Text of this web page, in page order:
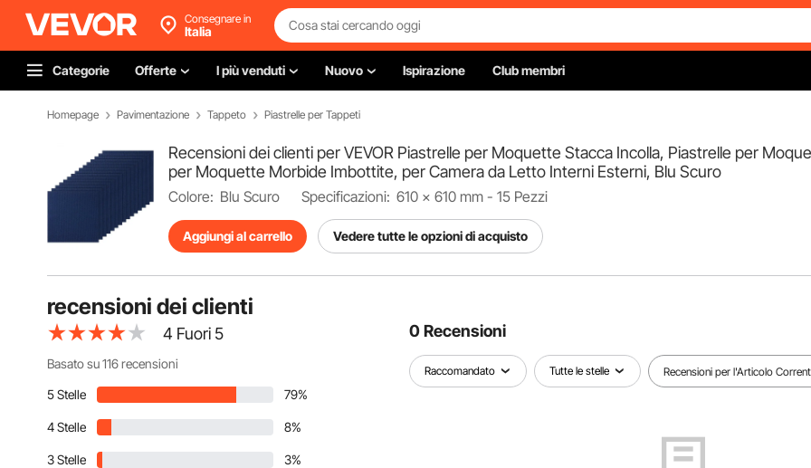
Consegnare in
Italia
Categorie Offerte I più venduti Nuovo Ispirazione Club membri
Homepage Pavimentazione Tappeto Piastrelle per Tappeti
Recensioni dei clienti per VEVOR Piastrelle per Moquette Stacca Incolla, Piastrelle per
per Moquette Morbide Imbottite, per Camera da Letto Interni Esterni, Blu Scuro
Colore: Blu Scuro Specificazioni: 610 x 610 mm - 15 Pezzi
Aggiungi al carrello Vedere tutte le opzioni di acquisto
recensioni dei clienti
4 Fuori 5
Basato su 116 recensioni
5 Stelle
79%
4 Stelle 8%
3 Stelle 3%
0 Recensioni
Raccomandato Tutte le stelle Recensioni per l'Articolo